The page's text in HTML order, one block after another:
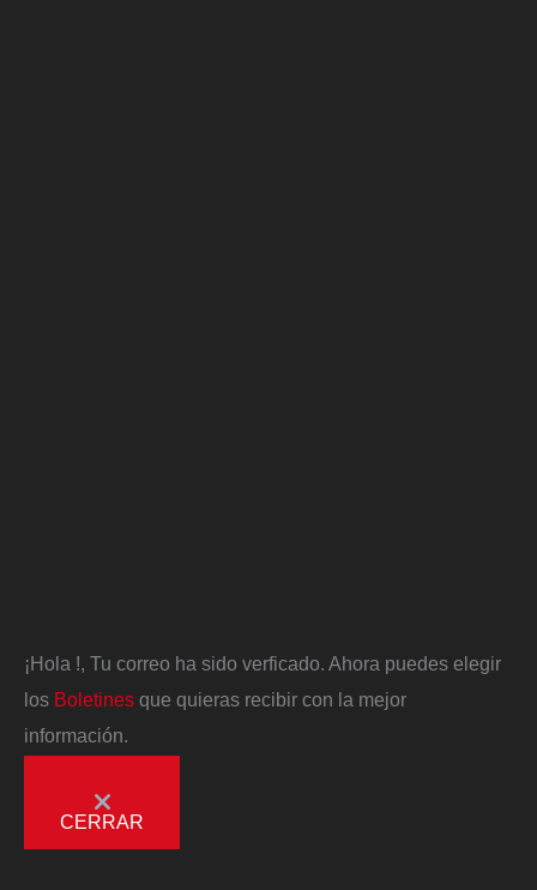
¡Hola !, Tu correo ha sido verficado. Ahora puedes elegir
los Boletines que quieras recibir con la mejor
información.
CERRAR